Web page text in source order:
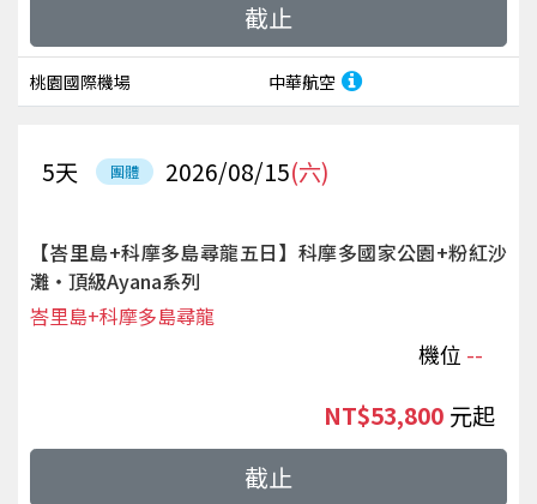
桃園國際機場 中華航空
截止
團體 2026/08/15(六)
5天
【峇里島+科摩多島尋龍五日】科摩多國家公園+粉紅沙
灘‧頂級Ayana系列
機位 --
峇里島+科摩多島尋龍
NT$53,800 起
截止